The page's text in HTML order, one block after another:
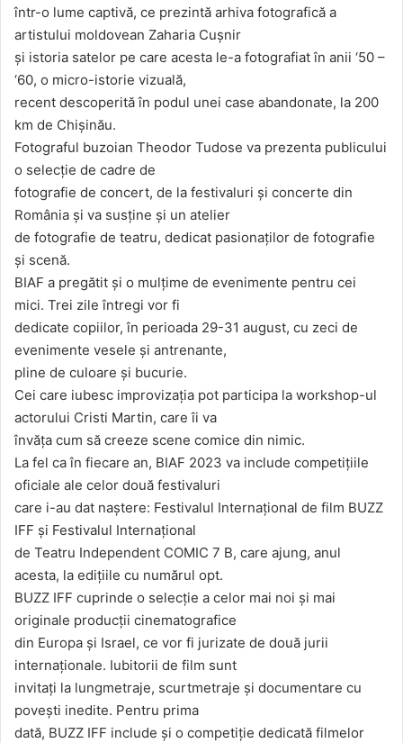
într-o lume captivă, ce prezintă arhiva fotografică a
artistului moldovean Zaharia Cușnir
și istoria satelor pe care acesta le-a fotografiat în anii ‘50 –
‘60, o micro-istorie vizuală,
recent descoperită în podul unei case abandonate, la 200
km de Chișinău.
Fotograful buzoian Theodor Tudose va prezenta publicului
o selecție de cadre de
fotografie de concert, de la festivaluri și concerte din
România și va susține și un atelier
de fotografie de teatru, dedicat pasionaților de fotografie
și scenă.
BIAF a pregătit și o mulțime de evenimente pentru cei
mici. Trei zile întregi vor fi
dedicate copiilor, în perioada 29-31 august, cu zeci de
evenimente vesele și antrenante,
pline de culoare și bucurie.
Cei care iubesc improvizația pot participa la workshop-ul
actorului Cristi Martin, care îi va
învăța cum să creeze scene comice din nimic.
La fel ca în fiecare an, BIAF 2023 va include competițiile
oficiale ale celor două festivaluri
care i-au dat naștere: Festivalul Internațional de film BUZZ
IFF și Festivalul Internațional
de Teatru Independent COMIC 7 B, care ajung, anul
acesta, la edițiile cu numărul opt.
BUZZ IFF cuprinde o selecție a celor mai noi și mai
originale producții cinematografice
din Europa și Israel, ce vor fi jurizate de două jurii
internaționale. Iubitorii de film sunt
invitați la lungmetraje, scurtmetraje și documentare cu
povești inedite. Pentru prima
dată, BUZZ IFF include și o competiție dedicată filmelor